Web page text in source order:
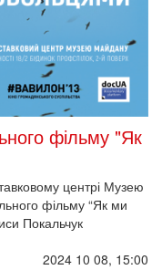
фільму "Як
центрі Музею
фільму “Як ми
Покальчук
2024 10 08, 15:00